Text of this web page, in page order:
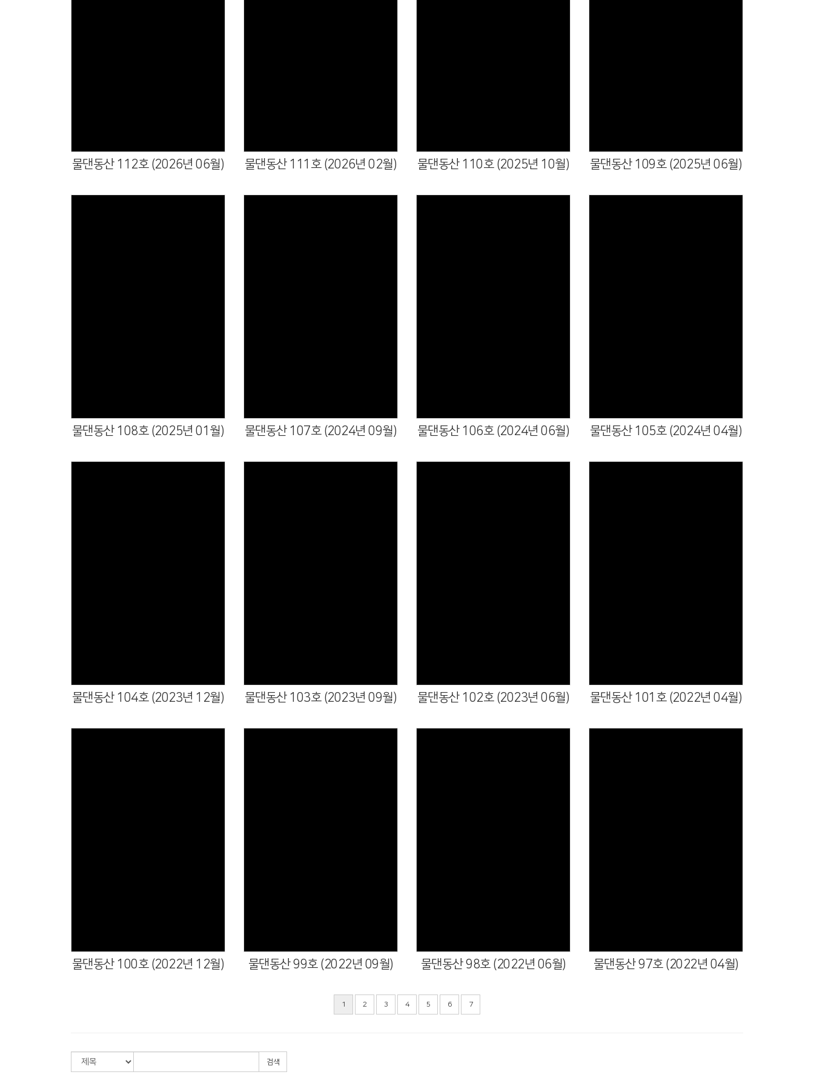
물댄동산 112호 (2026년 06월) 물댄동산 111호 (2026년 02월) 물댄동산 110호 (2025년 10월) 물댄동산 109호 (2025년 06월)
물댄동산 108호 (2025년 01월) 물댄동산 107호 (2024년 09월) 물댄동산 106호 (2024년 06월) 물댄동산 105호 (2024년 04월)
물댄동산 104호 (2023년 12월) 물댄동산 103호 (2023년 09월) 물댄동산 102호 (2023년 06월) 물댄동산 101호 (2022년 04월)
물댄동산 100호 (2022년 12월) 물댄동산 99호 (2022년 09월) 물댄동산 98호 (2022년 06월) 물댄동산 97호 (2022년 04월)
1 2 3 4 5 6 7
검색